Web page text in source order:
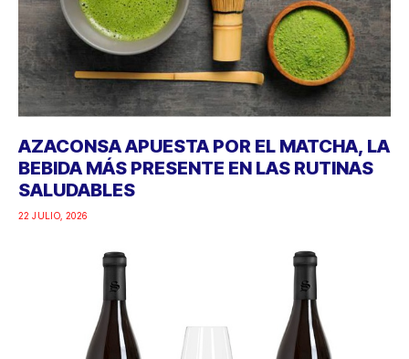
AZACONSA APUESTA POR EL MATCHA, LA
BEBIDA MÁS PRESENTE EN LAS RUTINAS
SALUDABLES
22 JULIO, 2026